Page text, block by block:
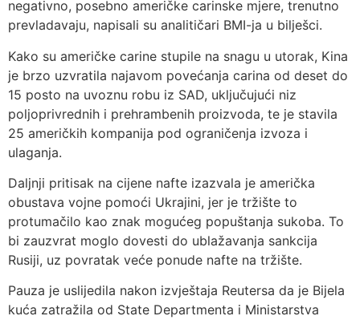
negativno, posebno američke carinske mjere, trenutno
prevladavaju, napisali su analitičari BMI-ja u bilješci.
Kako su američke carine stupile na snagu u utorak, Kina
je brzo uzvratila najavom povećanja carina od deset do
15 posto na uvoznu robu iz SAD, uključujući niz
poljoprivrednih i prehrambenih proizvoda, te je stavila
25 američkih kompanija pod ograničenja izvoza i
ulaganja.
Daljnji pritisak na cijene nafte izazvala je američka
obustava vojne pomoći Ukrajini, jer je tržište to
protumačilo kao znak mogućeg popuštanja sukoba. To
bi zauzvrat moglo dovesti do ublažavanja sankcija
Rusiji, uz povratak veće ponude nafte na tržište.
Pauza je uslijedila nakon izvještaja Reutersa da je Bijela
kuća zatražila od State Departmenta i Ministarstva